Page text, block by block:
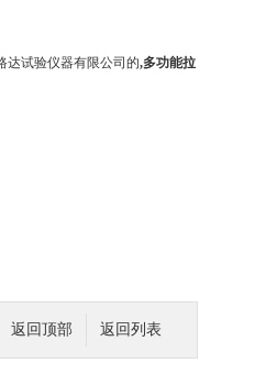
达试验仪器有限公司的,多功能拉
返回列表
返回顶部